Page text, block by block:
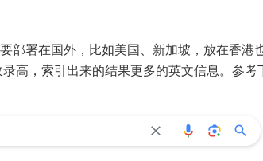
部署在国外，比如美国、新加坡，放在香港
高，索引出来的结果更多的英文信息。参考